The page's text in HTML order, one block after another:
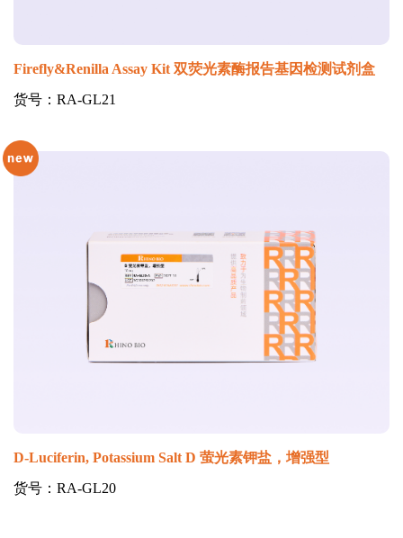
Firefly&Renilla Assay Kit 双荧光素酶报告基因检测试剂盒
货号：RA-GL21
D-Luciferin, Potassium Salt D 萤光素钾盐，增强型
货号：RA-GL20